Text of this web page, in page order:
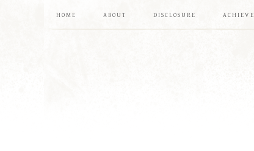
HOME ABOUT DISCLOSURE